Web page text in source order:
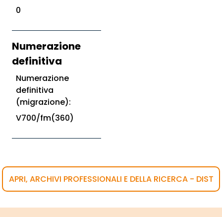
0
Numerazione
definitiva
Numerazione
definitiva
(migrazione):
V700/fm(360)
APRI, ARCHIVI PROFESSIONALI E DELLA RICERCA - DIST